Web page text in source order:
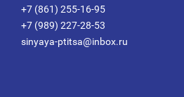
+7 (861) 255-16-95
+7 (989) 227-28-53
sinyaya-ptitsa@inbox.ru